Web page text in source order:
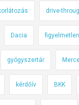
drive-
Dacia
gyógyszertár
kérdőív BKK